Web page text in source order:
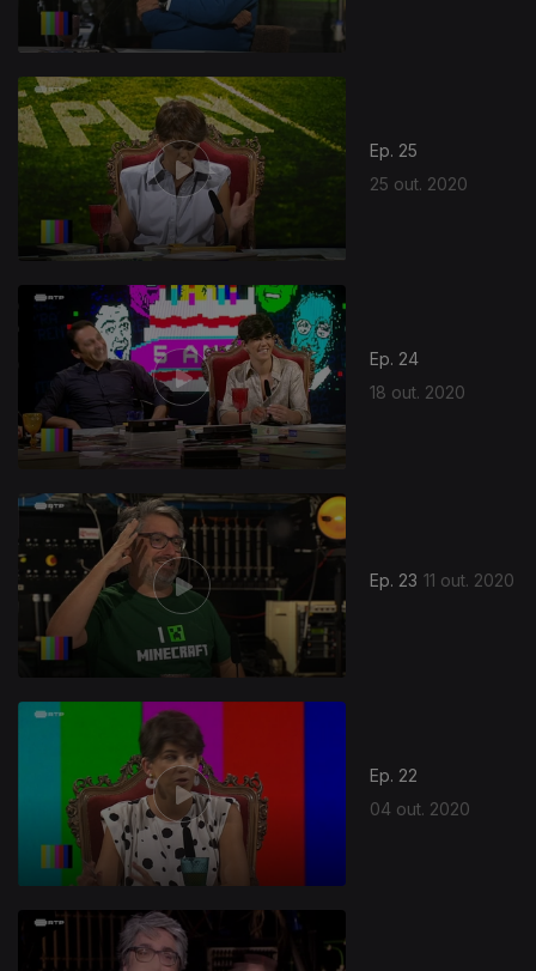
Ep. 25
25 out. 2020
Ep. 24
18 out. 2020
Ep. 23 11 out. 2020
498347
Ep. 22
04 out. 2020